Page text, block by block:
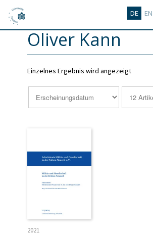
DE EN
Deutsch
Oliver Kann
Einzelnes Ergebnis wird angezeigt
2021